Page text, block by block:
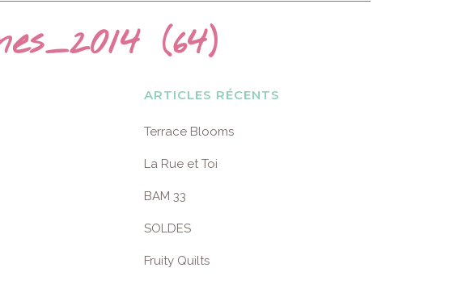
(64)
ARTICLES RÉCENTS
Terrace Blooms
La Rue et Toi
BAM 33
SOLDES
Fruity Quilts